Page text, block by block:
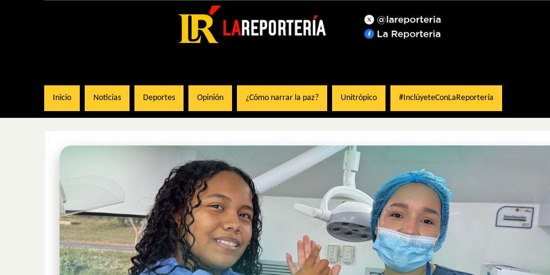
Inicio Noticias Deportes Opinión ¿Cómo narrar la paz? Unitrópico #InclúyeteConLaReportería